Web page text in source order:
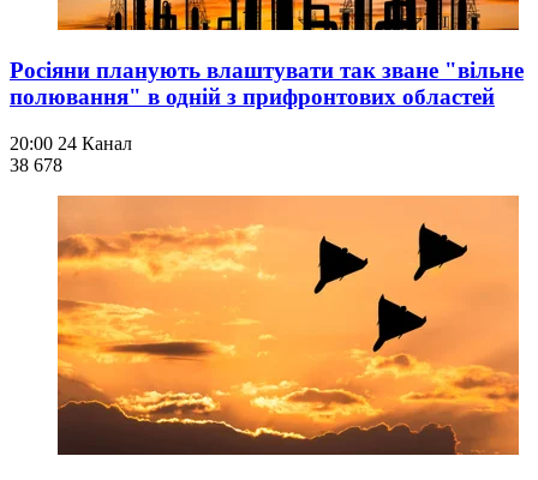
Росіяни планують влаштувати так зване "вільне
полювання" в одній з прифронтових областей
20:00 24 Канал
38 678